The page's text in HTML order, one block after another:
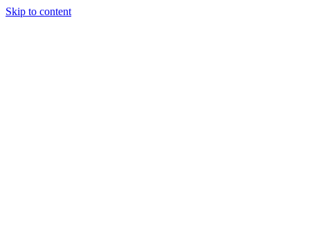
Skip to content